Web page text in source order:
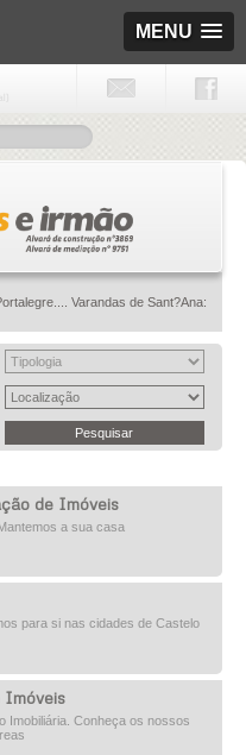
MENU
Varandas de Sant?Ana: onde a
de Imóveis
a sua casa
para si nas cidades de Castelo
Imóveis
Imobiliária. Conheça os nossos